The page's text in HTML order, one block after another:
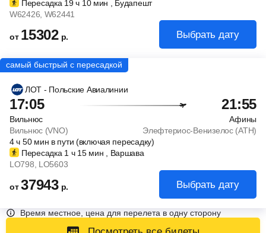
Пересадка 19ч 10 мин , Будапешт
W62426 , W62441
от 15302 р. Выбрать дату
ЛОТ - Польские Авиалинии
17:05 21:55
Вильнюс
Афины
Вильнюс (VNO)
Элефтериос-Венизелос (ATH)
4ч 50 мин в пути (включая пересадку)
Пересадка 1 ч15 мин , Варшава
LO798 , LO5603
от37943 р. Выбрать дату
Время местное, цена для перелета в одну сторону